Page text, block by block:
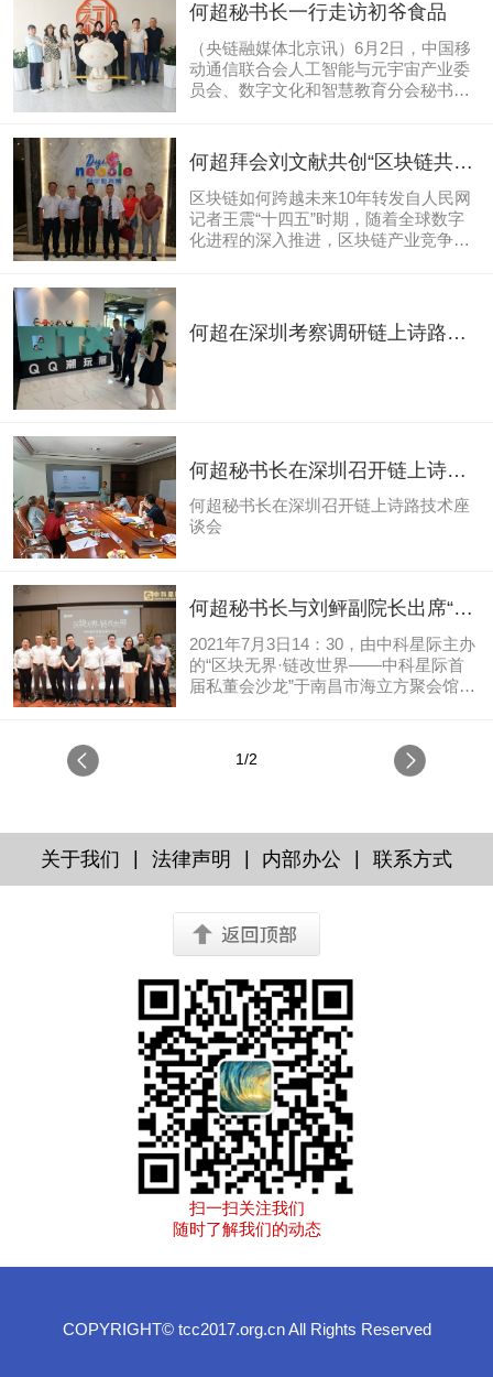
何超秘书长一行走访初爷食品
（央链融媒体北京讯）6月2日，中国移
动通信联合会人工智能与元宇宙产业委
员会、数字文化和智慧教育分会秘书长
红、董事长秘书何艾芸、明月三千里二
十一坊总经理稂时丽、综合与拓展副总
经理邱桐、运营与品销副总经理李旻
桐，央链直播代表李海霞到访初爷食品
（天津）有限责任公司实地调研。本次
IP+全国合伙人计划三大产业项目落地需
求，围绕餐饮ESG建设...
何超拜会刘文献共创“区块链共同
体” 共筑深圳新奥莱数谷
区块链如何跨越未来10年转发自人民网
记者王震“十四五”时期，随着全球数字
化进程的深入推进，区块链产业竞争将
快速发展，应用已延伸到数字金融、物
联网、智能制造、供应链管理、数字资
10年的发展目标——到2025年，我国区
何超在深圳考察调研链上诗路落
何超秘书长在深圳召开链上诗路
技术座谈会
何超秘书长在深圳召开链上诗路技术座
谈会
何超秘书长与刘鲆副院长出席“区
块无界·链改世界——中科星际私
董会沙龙”
2021年7月3日14：30，由中科星际主办
的“区块无界·链改世界——中科星际首
届私董会沙龙”于南昌市海立方聚会馆正
（CCIAPCB）副主任委员、中科星际董
事长何 超 央链全球、物链芯工程技术
红 原省委党校行政学院书记、院长
肖 燕 江西经管院电子与信息工程学院
副院长彭新元 原江西人民出版社副社
众多领...
1/2
关于我们 法律声明 内部办公 联系方式
扫一扫关注我们
随时了解我们的动态
COPYRIGHT© tcc2017.org.cn All Rights Reserved